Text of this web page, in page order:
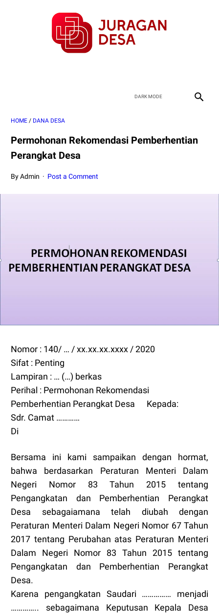
HOME / DANA DESA
Permohonan Rekomendasi Pemberhentian
Perangkat Desa
By Admin Post a Comment
Nomor : 140/ … / xx.xx.xx.xxxx / 2020
Sifat : Penting
Lampiran : … (…) berkas
Perihal : Permohonan Rekomendasi
Pemberhentian Perangkat Desa Kepada:
Sdr. Camat …………
Di
Bersama ini kami sampaikan dengan hormat,
bahwa berdasarkan Peraturan Menteri Dalam
Negeri Nomor 83 Tahun 2015 tentang
Pengangkatan dan Pemberhentian Perangkat
Desa sebagaiamana telah diubah dengan
Peraturan Menteri Dalam Negeri Nomor 67 Tahun
2017 tentang Perubahan atas Peraturan Menteri
Dalam Negeri Nomor 83 Tahun 2015 tentang
Pengangkatan dan Pemberhentian Perangkat
Desa.
Karena pengangkatan Saudari …………… menjadi
………….. sebagaimana Keputusan Kepala Desa